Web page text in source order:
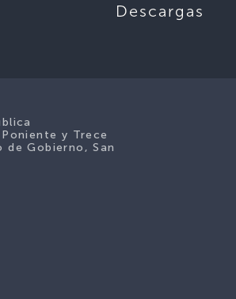
Descargas
y Trece
de Gobierno, San